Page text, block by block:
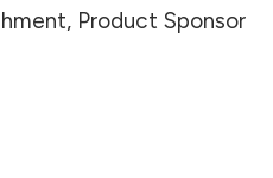
Product Sponsor